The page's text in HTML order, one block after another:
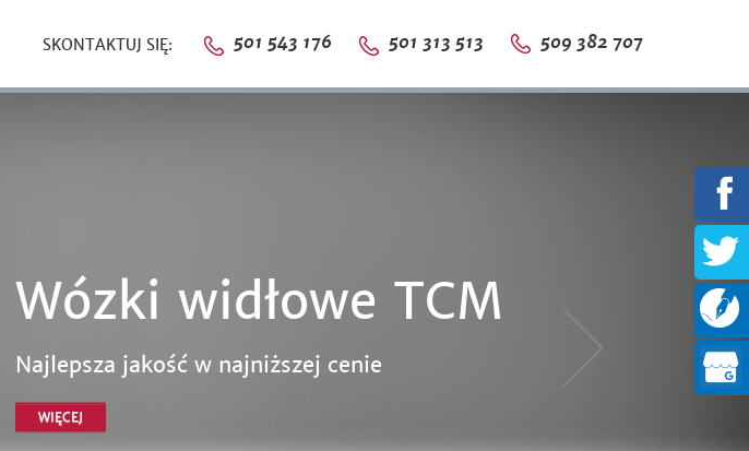
SKONTAKTUJ SIĘ: 501 543 176 501 313 513 509 382 707
Wózki widłowe TCM
Najlepsza jakość w najniższej cenie
WIĘCEJ